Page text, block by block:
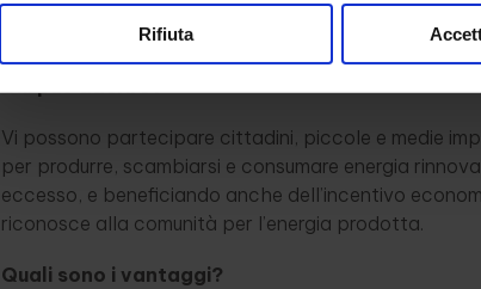
Rifiuta
produrre e autoconsumare energia elettrica
eolico e biomasse).
Chi può aderire?
Vi possono partecipare cittadini, piccole e medie
per produrre, scambiarsi e consumare energia
eccesso, e beneficiando anche dell’incentivo
riconosce alla comunità per l’energia prodotta.
Quali sono i vantaggi?